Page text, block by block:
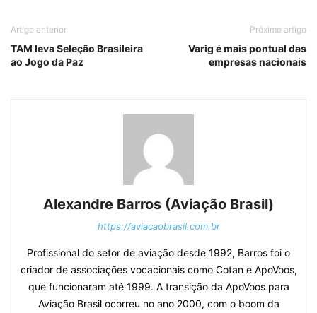
Artigo anterior
TAM leva Seleção Brasileira
ao Jogo da Paz
Próximo artigo
Varig é mais pontual das
empresas nacionais
Alexandre Barros (Aviação Brasil)
https://aviacaobrasil.com.br
Profissional do setor de aviação desde 1992, Barros foi o
criador de associações vocacionais como Cotan e ApoVoos,
que funcionaram até 1999. A transição da ApoVoos para
Aviação Brasil ocorreu no ano 2000, com o boom da